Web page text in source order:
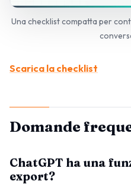
Una checklist compatta per
Scarica la checklist
Domande
ChatGPT ha una
export?